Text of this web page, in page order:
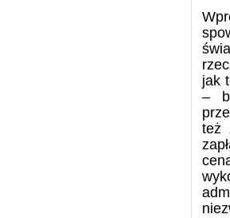
jak
–
też